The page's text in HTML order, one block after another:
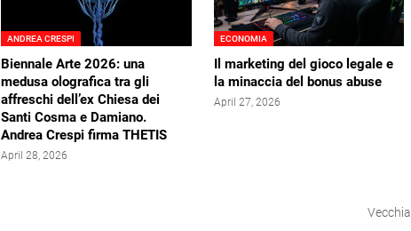
ANDREA CRESPI
Biennale Arte 2026: una
medusa olografica tra gli
affreschi dell’ex Chiesa dei
Santi Cosma e Damiano.
Andrea Crespi firma THETIS
April 28, 2026
ECONOMIA
Il marketing del gioco legale e
la minaccia del bonus abuse
April 27, 2026
Vecchia